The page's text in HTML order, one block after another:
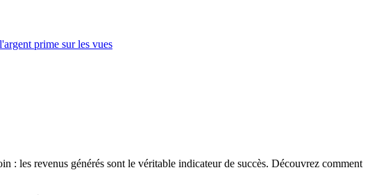
prime sur les vues
: les revenus générés sont le véritable indicateur de succès. Découvrez comment